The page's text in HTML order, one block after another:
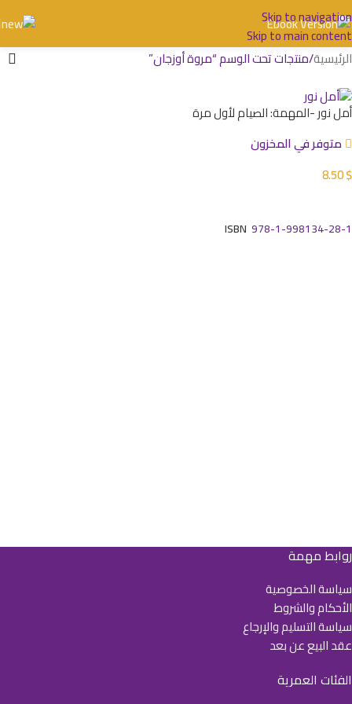
Skip to navigation
Skip to main content
الرئيسية منتجات تحت الوسم “مروة أوزجان”
أمل نور -المهمة: الصيام لأول مرة
متوفر في المخزون
8.50$
ISBN 978-1-998134-28-1
روابط مهمة
سياسة الخصوصية
الأحكام والشروط
سياسة التسليم والإرجاع
عقد البيع عن بعد
الفئات العمرية